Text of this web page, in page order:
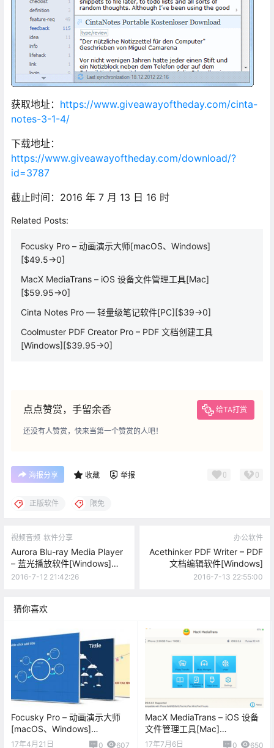
获取地址： https://www.giveawayoftheday.com/cinta-
notes-3-1-4/
下载地址：
https://www.giveawayoftheday.com/download/?
id=3787
截止时间：2016 年 7 月 13 日 16 时
Related Posts:
Focusky Pro – 动画演示大师[macOS、Windows]
[$49.5→0]
MacX MediaTrans – iOS 设备文件管理工具[Mac]
[$59.95→0]
Cinta Notes Pro — 轻量级笔记软件[PC][$39→0]
Coolmuster PDF Creator Pro – PDF 文档创建工具
[Windows][$39.95→0]
点点赞赏，手留余香 给TA打赏
还没有人赞赏，快来当第一个赞赏的人吧！
海报分享 收藏 举报 0 0
正版软件 限免
视频音频 软件分享
Aurora Blu-ray Media Player
– 蓝光播放软件[Windows]
[$29.95→0]
2016-7-12 21:42:26
办公软件
Acethinker PDF Writer – PDF
文档编辑软件[Windows]
2016-7-13 22:55:00
猜你喜欢
Focusky Pro – 动画演示大师
[macOS、Windows]
[$49.5→0]
17年4月21日 0 607
MacX MediaTrans – iOS 设备
文件管理工具[Mac]
[$59.95→0]
17年7月6日 0 650